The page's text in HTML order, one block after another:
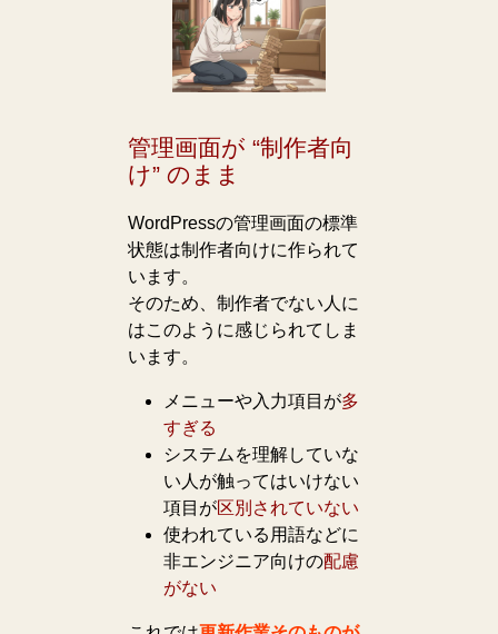
管理画面が “制作者向
け” のまま
WordPressの管理画面の標準
状態は制作者向けに作られて
います。
そのため、制作者でない人に
はこのように感じられてしま
います。
メニューや入力項目が多
すぎる
システムを理解していな
い人が触ってはいけない
項目が区別されていない
使われている用語などに
非エンジニア向けの配慮
がない